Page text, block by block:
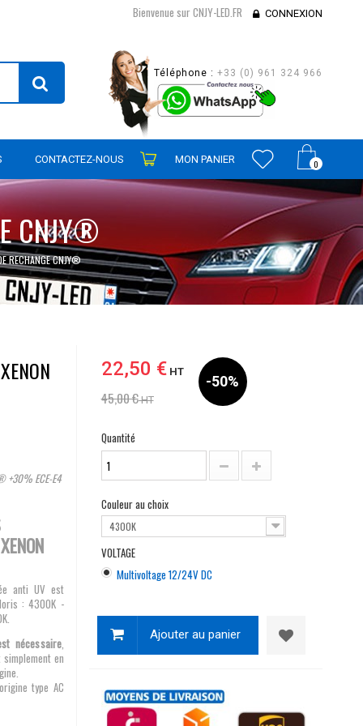
Bienvenue sur CNJY-LED.FR CONNEXION
Téléphone : +33 (0) 961 324 966
0
CONTACTEZ-NOUS MON PANIER
CNJY®
RECHANGE CNJY®
+30% ECE-E4
anti UV est
: 4300K -
nécessaire,
en
type AC
22,50 €HT
45,00 €HT
-50%
Quantité
Couleur au choix
4300K
VOLTAGE
Multivoltage 12/24V DC
Ajouter au panier